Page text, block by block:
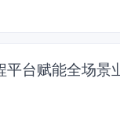
平台赋能全场景